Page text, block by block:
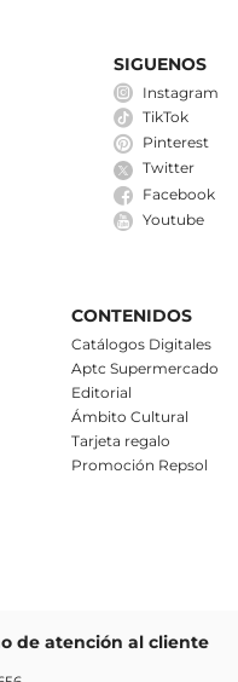
SIGUENOS
Instagram
TikTok
Pinterest
Twitter
Facebook
Youtube
CONTENIDOS
Catálogos Digitales
Aptc Supermercado
Editorial
Ámbito Cultural
Tarjeta regalo
Promoción Repsol
de atención al cliente